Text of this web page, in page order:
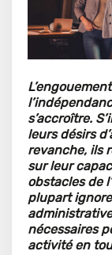
s’accroître.
leurs désirs
revanche, ils
sur leur
obstacles de
plupart
nécessaires
activité en